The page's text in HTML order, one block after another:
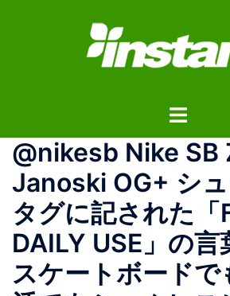
ス
ト
ル
ニ
ュ
ー
@nikesb Nike SB
Janoski OG+ シ
タグに記された「
DAILY USE」の言
スケートボードで